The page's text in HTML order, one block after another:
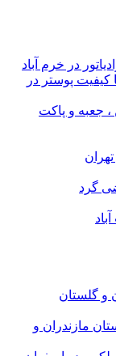
در خرم آباد
پوستر در
، جعبه و پاکت
گرد
و گلستان
مازندران و